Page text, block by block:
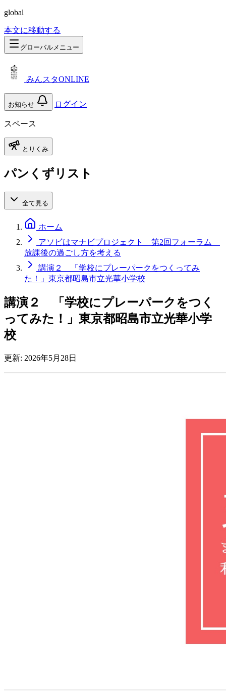
global
本文に移動する
グローバルメニュー
みんスタONLINE
お知らせ ログイン
スペース
とりくみ
パンくずリスト
全て見る
ホーム
アソビはマナビプロジェクト 第2回フォーラム
放課後の過ごし方を考える
講演２ 「学校にプレーパークをつくってみ
た！」東京都昭島市立光華小学校
講演２ 「学校にプレーパークをつく
ってみた！」東京都昭島市立光華小学
校
更新: 2026年5月28日